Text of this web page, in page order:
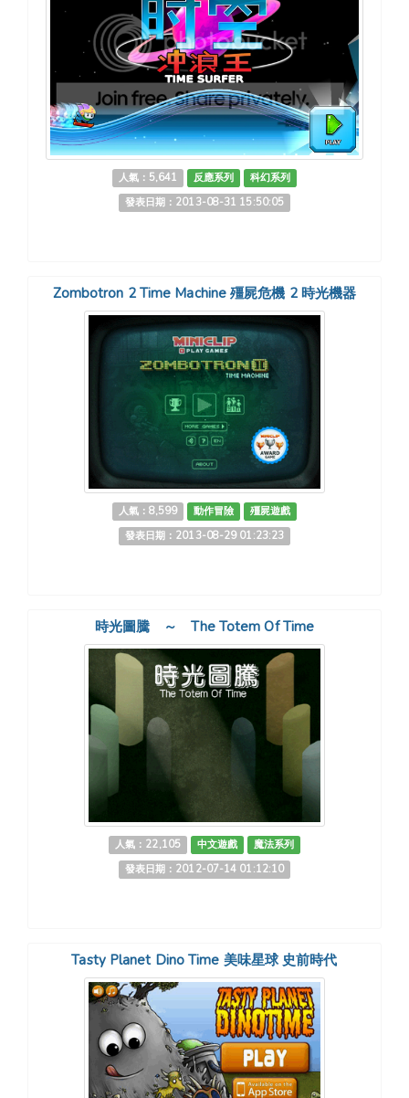
人氣：5,641 反應系列
科幻系列
發表日期：2013-08-31 15:50:05
Zombotron 2 Time Machine 殭屍危機 2 時光機器
人氣：8,599 動作冒險
殭屍遊戲
發表日期：2013-08-29 01:23:23
時光圖騰 ～ The Totem Of Time
人氣：22,105 中文遊戲
魔法系列
發表日期：2012-07-14 01:12:10
Tasty Planet Dino Time 美味星球 史前時代